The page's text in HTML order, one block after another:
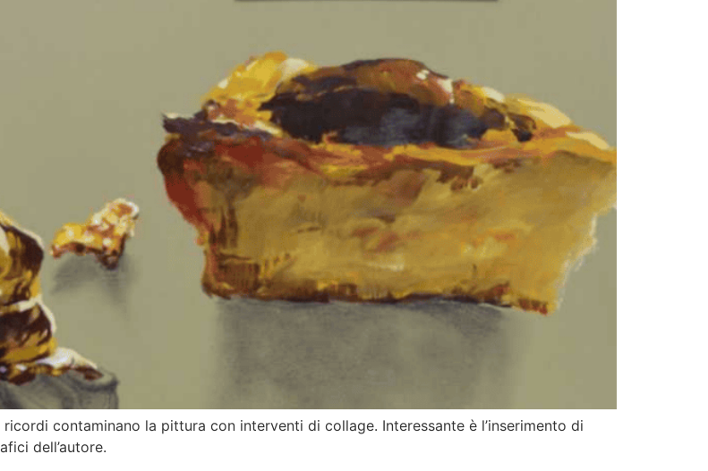
contaminano la pittura con interventi di collage. Interessante è l’inserimento di
dell’autore.